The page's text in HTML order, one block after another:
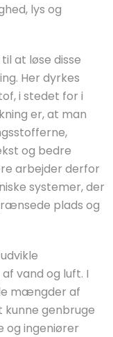
lys og
at løse disse
Her dyrkes
i stedet for i
er, at man
og bedre
arbejder derfor
systemer, der
plads og
vand og luft. I
mængder af
kunne genbruge
og ingeniører